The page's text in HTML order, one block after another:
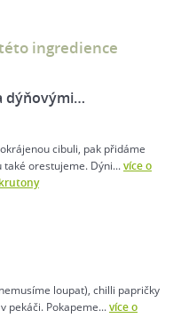
ingredience
dýňovými…
cibuli, pak přidáme
orestujeme. Dýni...více o
loupat), chilli papričky
pekáči. Pokapeme...více o